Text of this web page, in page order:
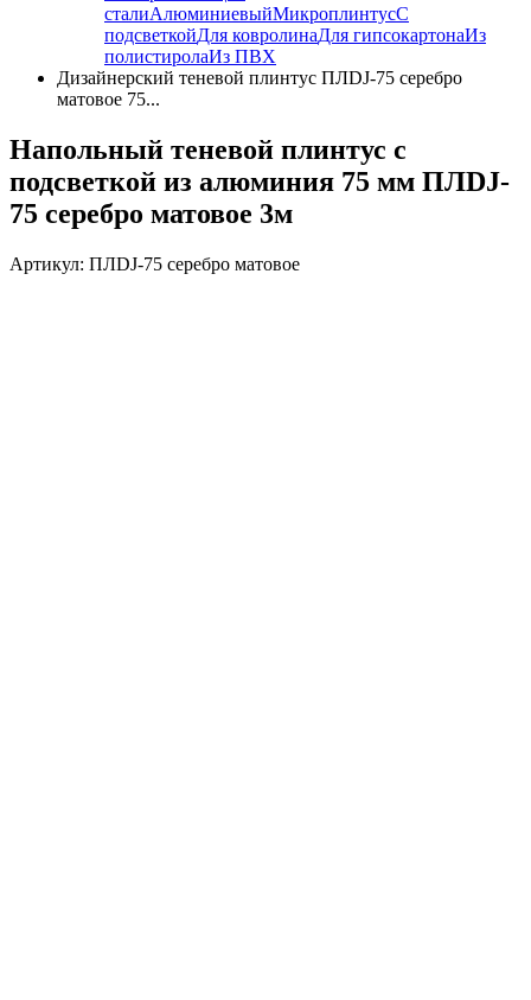
сталиАлюминиевыйМикроплинтусС
подсветкойДля ковролинаДля гипсокартонаИз
полистиролаИз ПВХ
Дизайнерский теневой плинтус ПЛDJ-75 серебро
матовое 75...
Напольный теневой плинтус с
подсветкой из алюминия 75 мм ПЛDJ-
75 серебро матовое 3м
Артикул: ПЛDJ-75 серебро матовое